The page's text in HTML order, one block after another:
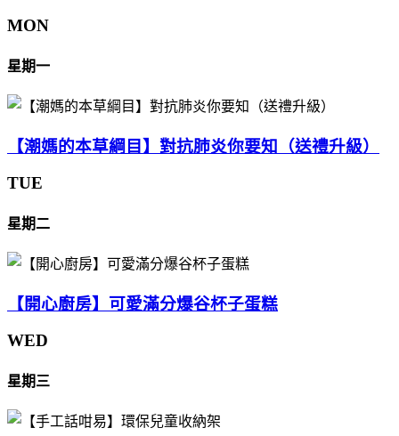
MON
星期一
【潮媽的本草綱目】對抗肺炎你要知（送禮升級）
TUE
星期二
【開心廚房】可愛滿分爆谷杯子蛋糕
WED
星期三